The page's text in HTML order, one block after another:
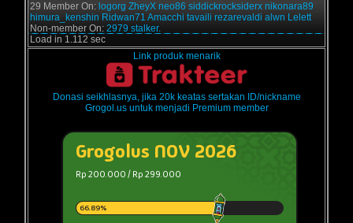
29 Member On: logorg ZheyX neo86 siddickrocksiderx nikonara89
himura_kenshin Ridwan71 Amacchi tavaili rezarevaldi alwn Lelett
Non-member On: 2979 stalker.
Load in 1.112 sec
Link produk menarik
Donasi seikhlasnya, jika 20k keatas sertakan ID/nickname
Grogol.us untuk menjadi Premium member